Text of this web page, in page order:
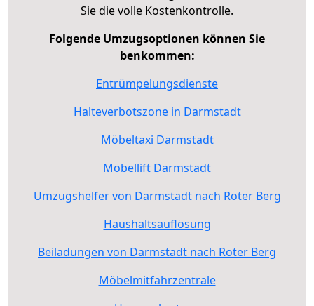
Sie die volle Kostenkontrolle.
Folgende Umzugsoptionen können Sie
benkommen:
Entrümpelungsdienste
Halteverbotszone in Darmstadt
Möbeltaxi Darmstadt
Möbellift Darmstadt
Umzugshelfer von Darmstadt nach Roter Berg
Haushaltsauflösung
Beiladungen von Darmstadt nach Roter Berg
Möbelmitfahrzentrale